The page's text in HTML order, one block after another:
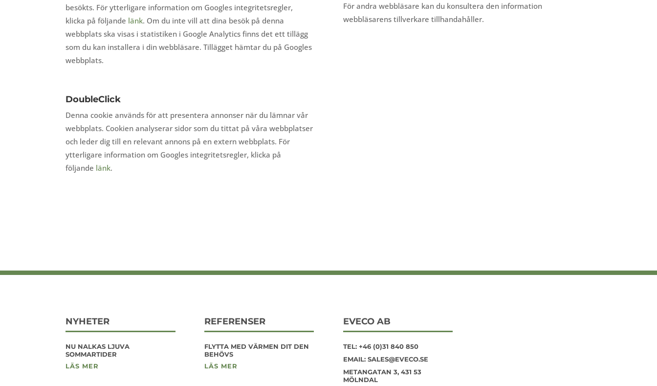
besökts. För ytterligare information om Googles integritetsregler,
klicka på följande länk. Om du inte vill att dina besök på denna
webbplats ska visas i statistiken i Google Analytics finns det ett tillägg
som du kan installera i din webbläsare. Tillägget hämtar du på Googles
webbplats.
DoubleClick
Denna cookie används för att presentera annonser när du lämnar vår
webbplats. Cookien analyserar sidor som du tittat på våra webbplatser
och leder dig till en relevant annons på en extern webbplats. För
ytterligare information om Googles integritetsregler, klicka på
följande länk.
För andra webbläsare kan du konsultera den information
webbläsarens tillverkare tillhandahåller.
NYHETER
NU NALKAS LJUVA
SOMMARTIDER
LÄS MER
REFERENSER
FLYTTA MED VÄRMEN DIT DEN
BEHÖVS
LÄS MER
EVECO AB
TEL: +46 (0)31 840 850
EMAIL: SALES@EVECO.SE
METANGATAN 3, 431 53
MÖLNDAL